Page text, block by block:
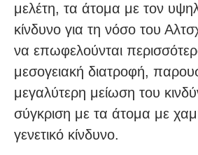
μελέτη, τα άτομα με τον
κίνδυνο για τη νόσο του
να επωφελούνται
μεσογειακή διατροφή,
μεγαλύτερη μείωση του
σύγκριση με τα άτομα με
γενετικό κίνδυνο.